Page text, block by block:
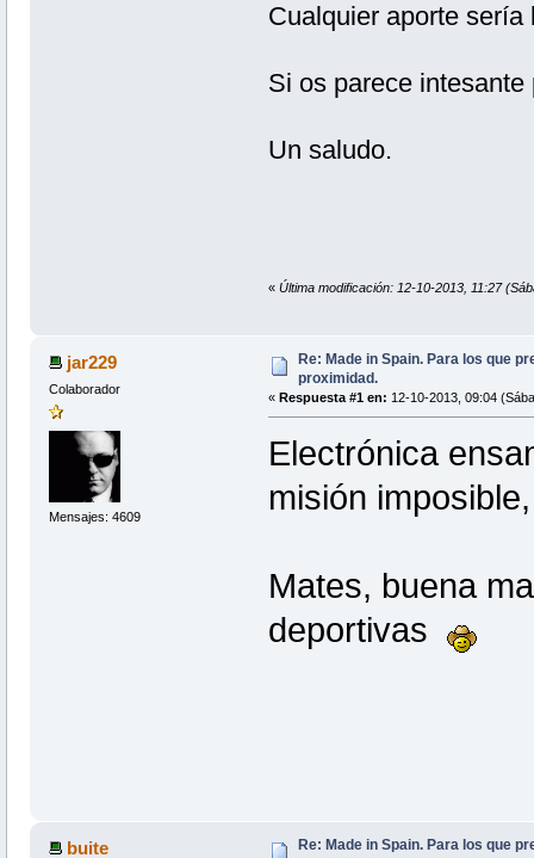
Cualquier aporte sería
Si os parece
Un saludo.
« Última modificación: 12-10-2013, 11:27
jar229
Colaborador
Mensajes: 4609
Re: Made in Spain. Para los que
proximidad.
« Respuesta #1 en: 12-10-2013, 09:04
Electrónica
misión
Mates, buena
deportivas
buite
Re: Made in Spain. Para los que